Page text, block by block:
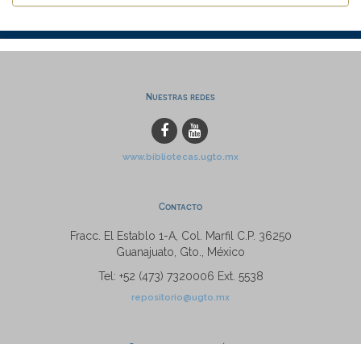
Nuestras redes
www.bibliotecas.ugto.mx
Contacto
Fracc. El Establo 1-A, Col. Marfil C.P. 36250
Guanajuato, Gto., México
Tel: +52 (473) 7320006 Ext. 5538
repositorio@ugto.mx